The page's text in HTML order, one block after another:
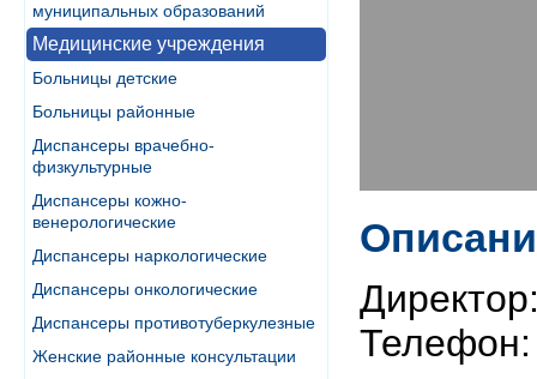
муниципальных образований
Медицинские учреждения
Больницы детские
Больницы районные
Диспансеры врачебно-
физкультурные
Диспансеры кожно-
венерологические
Диспансеры наркологические
Диспансеры онкологические
Диспансеры противотуберкулезные
Женские районные консультации
Телефон: